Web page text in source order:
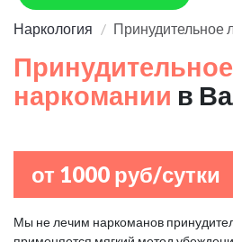
Наркология Принудительное
наркомании в
от 1000 руб/сутки
Мы не лечим наркоманов